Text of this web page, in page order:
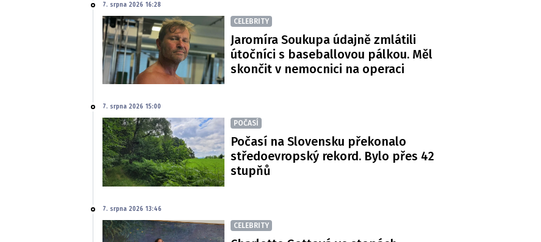
7. srpna 2026 16:28
CELEBRITY
Jaromíra Soukupa údajně zmlátili
útočníci s baseballovou pálkou. Měl
skončit v nemocnici na operaci
7. srpna 2026 15:00
POČASÍ
Počasí na Slovensku překonalo
středoevropský rekord. Bylo přes 42
stupňů
7. srpna 2026 13:46
CELEBRITY